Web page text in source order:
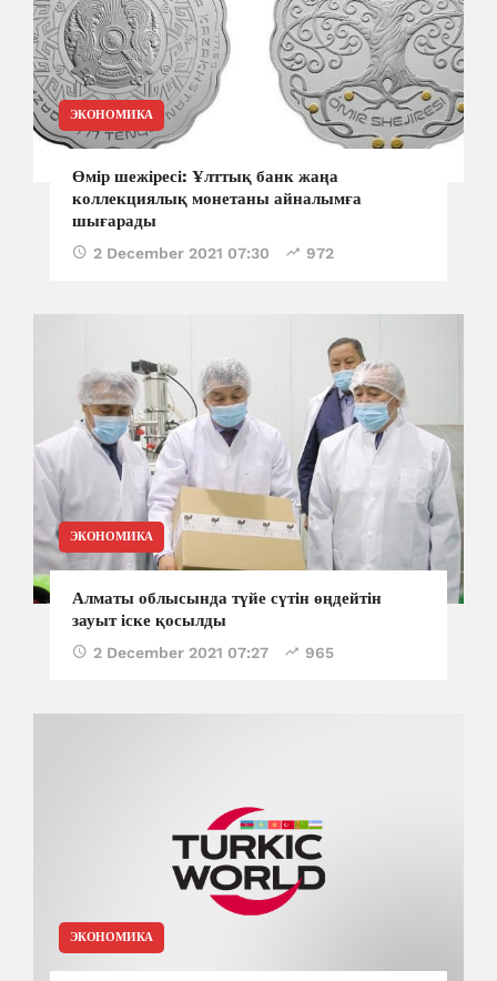
ЭКОНОМИКА
Өмір шежіресі: Ұлттық банк жаңа
коллекциялық монетаны айналымға
шығарады
2 December 2021 07:30 972
ЭКОНОМИКА
Алматы облысында түйе сүтін өңдейтін
зауыт іске қосылды
2 December 2021 07:27 965
ЭКОНОМИКА